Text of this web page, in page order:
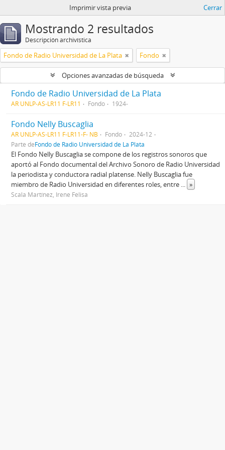
Imprimir vista previa Cerrar
Mostrando 2 resultados
Descripción archivística
Fondo de Radio Universidad de La Plata Fondo
Opciones avanzadas de búsqueda
Fondo de Radio Universidad de La Plata
AR UNLP-AS-LR11 F-LR11 Fondo 1924-
Fondo Nelly Buscaglia
AR UNLP-AS-LR11 F-LR11-F- NB Fondo
2024-12
Parte deFondo de Radio Universidad de La Plata
El Fondo Nelly Buscaglia se compone de los registros sonoros que
aportó al Fondo documental del Archivo Sonoro de Radio Universidad
la periodista y conductora radial platense. Nelly Buscaglia fue
miembro de Radio Universidad en diferentes roles, entre ... »
Scala Martínez, Irene Felisa